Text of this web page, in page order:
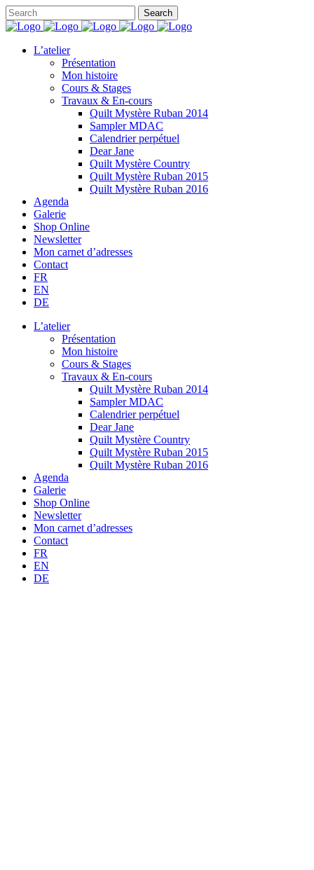
L’atelier
Présentation
Mon histoire
Cours & Stages
Travaux & En-cours
Quilt Mystère Ruban 2014
Sampler MDAC
Calendrier perpétuel
Dear Jane
Quilt Mystère Country
Quilt Mystère Ruban 2015
Quilt Mystère Ruban 2016
Agenda
Galerie
Shop Online
Newsletter
Mon carnet d’adresses
Contact
FR
EN
DE
L’atelier
Présentation
Mon histoire
Cours & Stages
Travaux & En-cours
Quilt Mystère Ruban 2014
Sampler MDAC
Calendrier perpétuel
Dear Jane
Quilt Mystère Country
Quilt Mystère Ruban 2015
Quilt Mystère Ruban 2016
Agenda
Galerie
Shop Online
Newsletter
Mon carnet d’adresses
Contact
FR
EN
DE